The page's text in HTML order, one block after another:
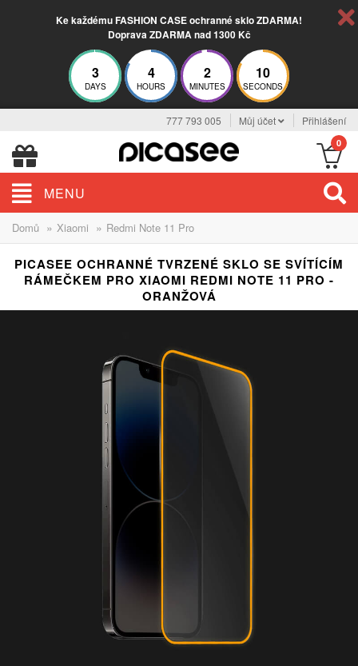
Ke každému FASHION CASE ochranné sklo ZDARMA!
Doprava ZDARMA nad 1300 Kč
3
DAYS
4
HOURS
2
MINUTES
10
SECONDS
777 793 005 Můj účet Přihlášení
0
MENU
Domů » Xiaomi » Redmi Note 11 Pro
PICASEE OCHRANNÉ TVRZENÉ SKLO SE SVÍTÍCÍM
RÁMEČKEM PRO XIAOMI REDMI NOTE 11 PRO -
ORANŽOVÁ